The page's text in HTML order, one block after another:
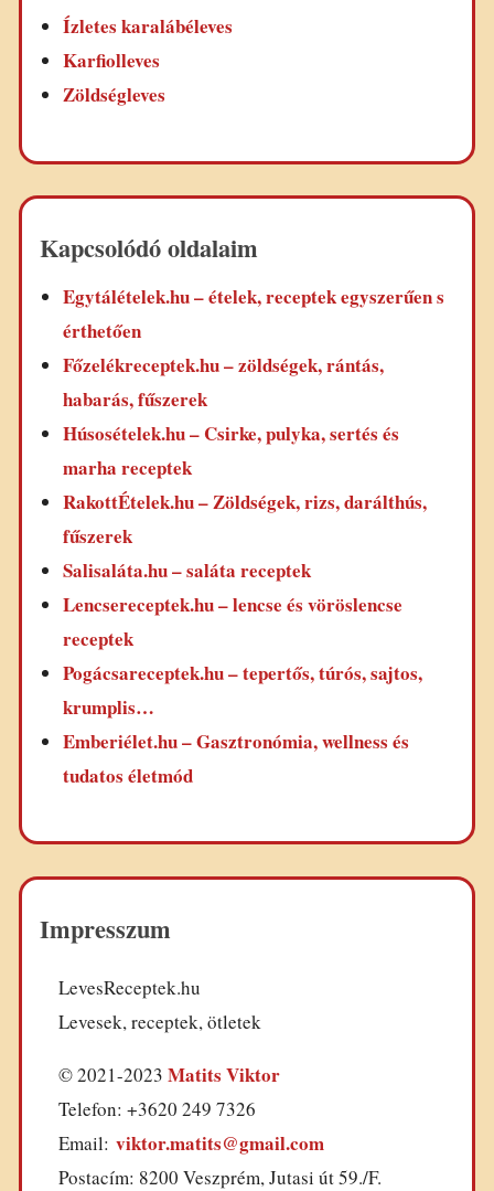
Ízletes karalábéleves
Karfiolleves
Zöldségleves
Kapcsolódó oldalaim
Egytálételek.hu – ételek, receptek egyszerűen s
érthetően
Főzelékreceptek.hu – zöldségek, rántás,
habarás, fűszerek
Húsosételek.hu – Csirke, pulyka, sertés és
marha receptek
RakottÉtelek.hu – Zöldségek, rizs, darálthús,
fűszerek
Salisaláta.hu – saláta receptek
Lencsereceptek.hu – lencse és vöröslencse
receptek
Pogácsareceptek.hu – tepertős, túrós, sajtos,
krumplis…
Emberiélet.hu – Gasztronómia, wellness és
tudatos életmód
Impresszum
LevesReceptek.hu
Levesek, receptek, ötletek
© 2021-2023 Matits Viktor
Telefon: +3620 249 7326
Email: viktor.matits@gmail.com
Postacím: 8200 Veszprém, Jutasi út 59./F.